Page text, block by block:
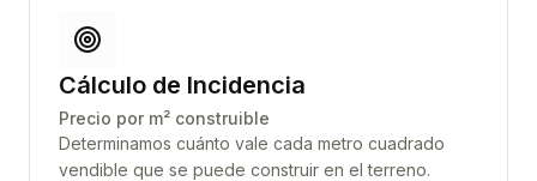
Cálculo de Incidencia
Precio por m² construible
Determinamos cuánto vale cada metro cuadrado
vendible que se puede construir en el terreno.